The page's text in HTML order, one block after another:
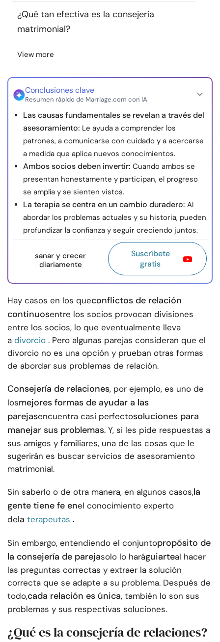
Sobre nosotros Contáctanos
¿Qué tan efectiva es la consejería
matrimonial?
View more
Conclusiones clave
Resumen rápido de Marriage.com con IA
Las causas fundamentales se revelan a través del
asesoramiento: Le ayuda a comprender los
patrones, a comunicarse con cuidado y a acercarse
a medida que aplica nuevos conocimientos.
Ambos socios deben invertir: Cuando ambos se
presentan honestamente y participan, el progreso
se amplía y se sienten vistos.
La terapia se centra en un cambio duradero: Al
abordar los problemas actuales y su historia, pueden
profundizar la confianza y seguir creciendo juntos.
sanar y crecer
diariamente
Suscríbete
gratis
Hay casos en los queconflictos de relación
continuosentre los socios provocan divisiones
entre los socios, lo que eventualmente lleva
a divorcio . Pero algunas parejas consideran que el
divorcio no es una opción y prueban otras formas
de abordar sus problemas de relación.
Consejería de relaciones, por ejemplo, es uno de
losmejores formas de ayudar a las
parejasencuentra casi perfectosoluciones para
manejar sus problemas. Y, si les pide respuestas a
sus amigos y familiares, una de las cosas que le
sugerirán es buscar servicios de asesoramiento
matrimonial.
Sin saberlo o de otra manera, en algunos casos,la
gente tiene fe enel conocimiento experto
dela terapeutas .
Sin embargo, entendiendo el conjuntopropósito de
la consejería de parejasolo lo haráguiarteal hacer
las preguntas correctas y extraer la solución
correcta que se adapte a su problema. Después de
todo,cada relación es única, también lo son sus
problemas y sus respectivas soluciones.
¿Qué es la consejería de relaciones?